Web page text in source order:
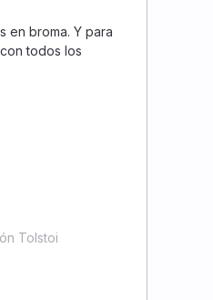
en broma. Y para
todos los
Tolstoi